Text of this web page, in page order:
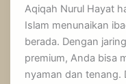
Aqiqah Nurul Hayat
Islam menunaikan
berada. Dengan
premium, Anda bisa
nyaman dan tenang.